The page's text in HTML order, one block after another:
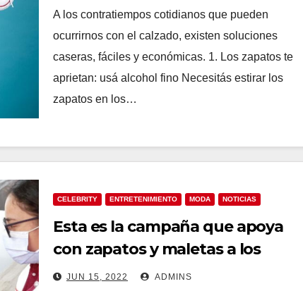
A los contratiempos cotidianos que pueden
ocurrirnos con el calzado, existen soluciones
caseras, fáciles y económicas. 1. Los zapatos te
aprietan: usá alcohol fino Necesitás estirar los
zapatos en los…
CELEBRITY ENTRETENIMIENTO MODA NOTICIAS
Esta es la campaña que apoya
con zapatos y maletas a los
caminantes venezolanos
JUN 15, 2022 ADMINS